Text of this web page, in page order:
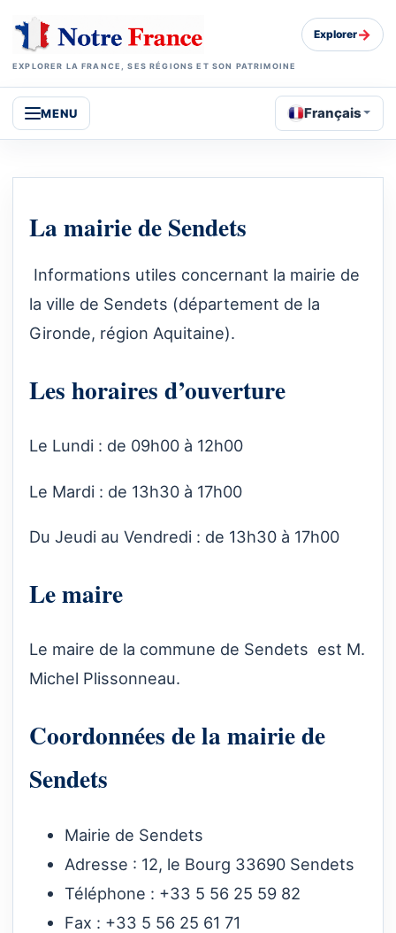
EXPLORER LA FRANCE, SES RÉGIONS ET SON PATRIMOINE
Explorer→
MENU Français
La mairie de Sendets
Informations utiles concernant la mairie de
la ville de Sendets (département de la
Gironde, région Aquitaine).
Les horaires d’ouverture
Le Lundi : de 09h00 à 12h00
Le Mardi : de 13h30 à 17h00
Du Jeudi au Vendredi : de 13h30 à 17h00
Le maire
Le maire de la commune de Sendets est M.
Michel Plissonneau.
Coordonnées de la mairie de
Sendets
Mairie de Sendets
Adresse : 12, le Bourg 33690 Sendets
Téléphone : +33 5 56 25 59 82
Fax : +33 5 56 25 61 71